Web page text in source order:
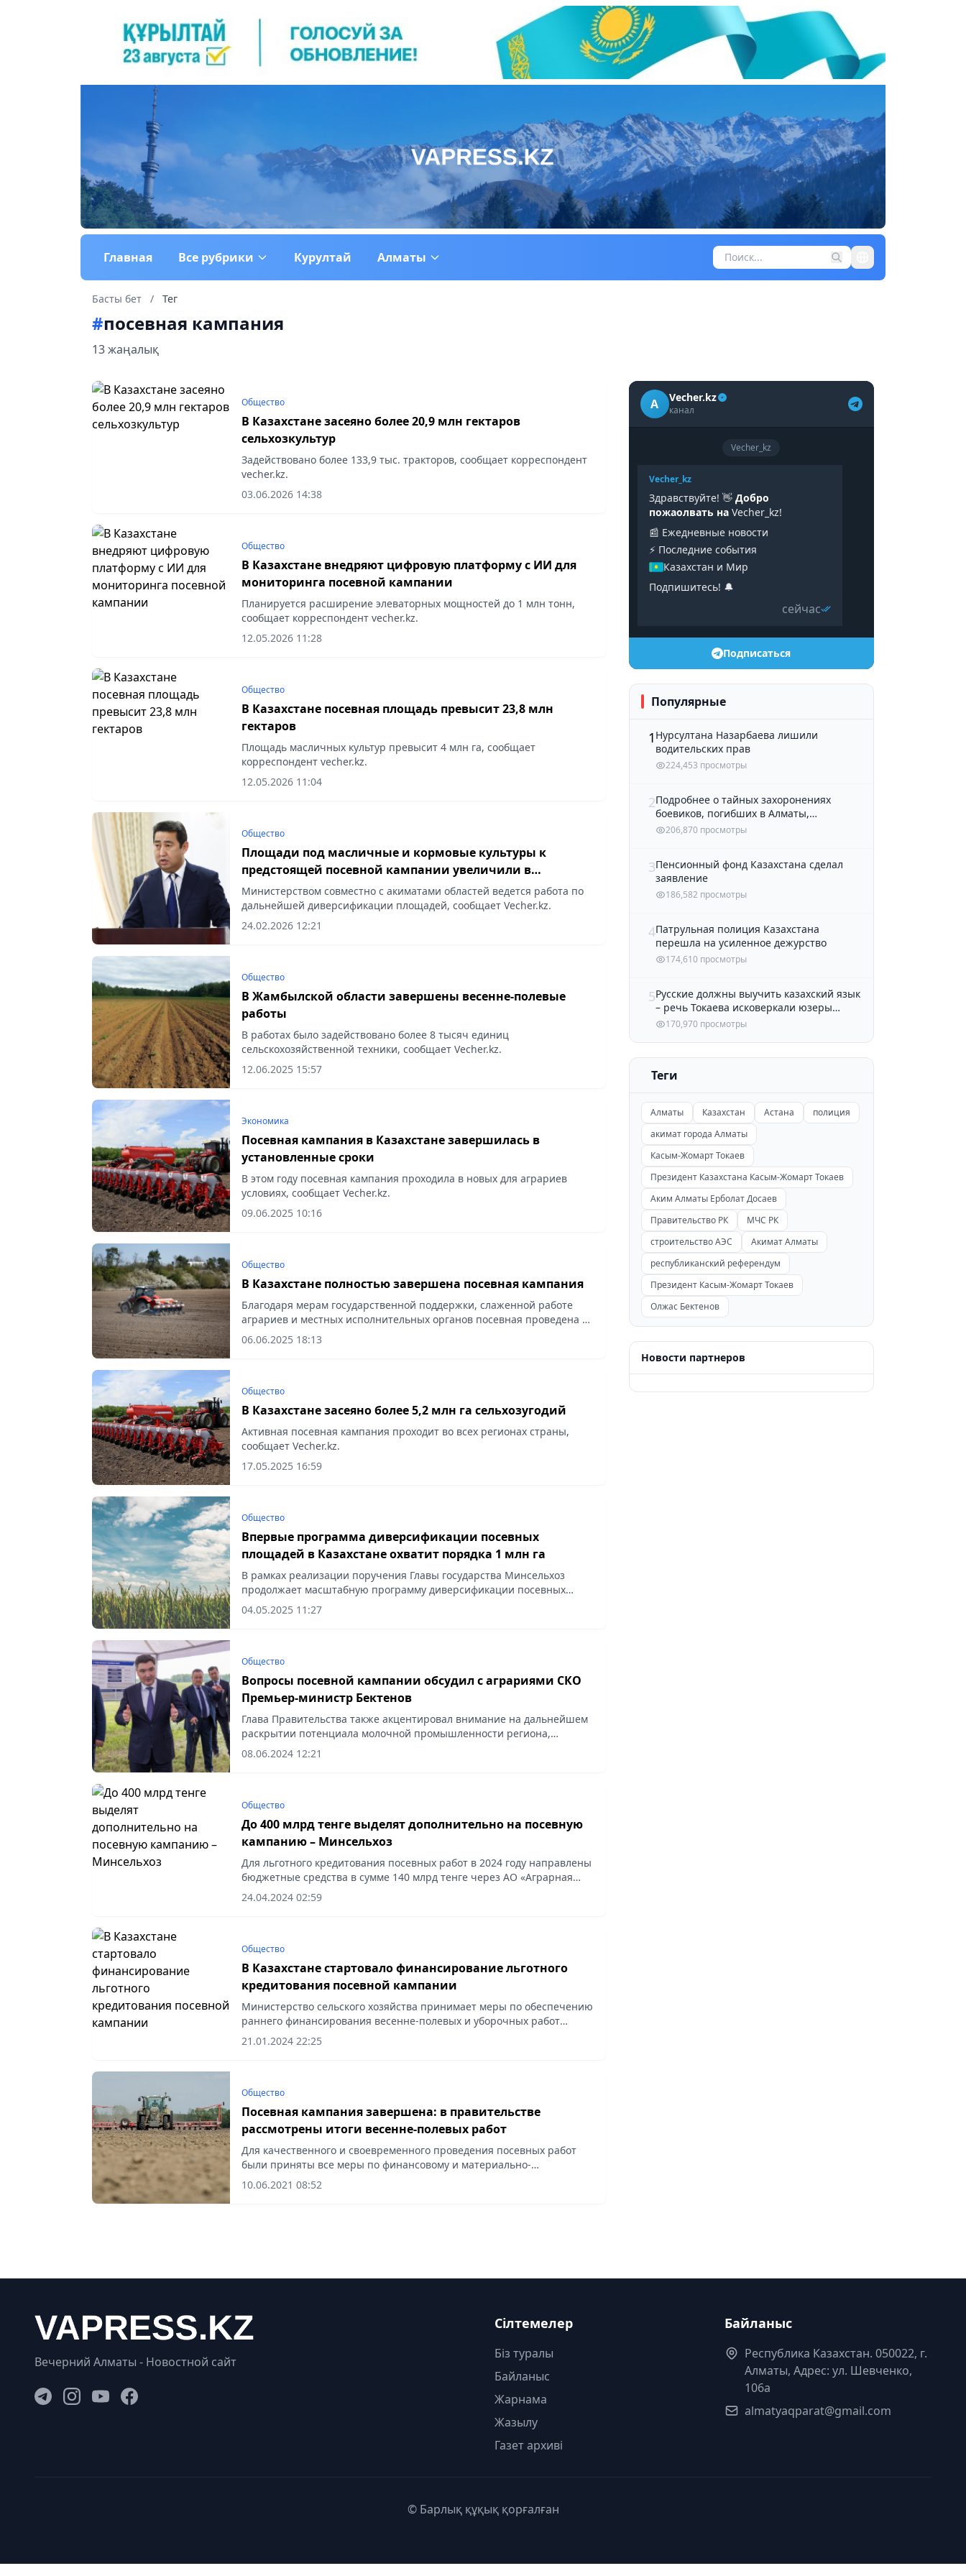
Главная Все рубрики Курултай Алматы
Басты бет / Тег
#посевная кампания
13 жаңалық
Общество
В Казахстане засеяно более 20,9 млн гектаров
сельхозкультур
Задействовано более 133,9 тыс. тракторов, сообщает корреспондент
vecher.kz.
03.06.2026 14:38
Общество
В Казахстане внедряют цифровую платформу с ИИ для
мониторинга посевной кампании
Планируется расширение элеваторных мощностей до 1 млн тонн,
сообщает корреспондент vecher.kz.
12.05.2026 11:28
Общество
В Казахстане посевная площадь превысит 23,8 млн
гектаров
Площадь масличных культур превысит 4 млн га, сообщает
корреспондент vecher.kz.
12.05.2026 11:04
Общество
Площади под масличные и кормовые культуры к
предстоящей посевной кампании увеличили в
Казахстане
Министерством совместно с акиматами областей ведется работа по
дальнейшей диверсификации площадей, сообщает Vecher.kz.
24.02.2026 12:21
Общество
В Жамбылской области завершены весенне-полевые
работы
В работах было задействовано более 8 тысяч единиц
сельскохозяйственной техники, сообщает Vecher.kz.
12.06.2025 15:57
Экономика
Посевная кампания в Казахстане завершилась в
установленные сроки
В этом году посевная кампания проходила в новых для аграриев
условиях, сообщает Vecher.kz.
09.06.2025 10:16
Общество
В Казахстане полностью завершена посевная кампания
Благодаря мерам государственной поддержки, слаженной работе
аграриев и местных исполнительных органов посевная проведена в
оптимальные агротехнические сроки, сообщает Vecher.kz.
06.06.2025 18:13
Общество
В Казахстане засеяно более 5,2 млн га сельхозугодий
Активная посевная кампания проходит во всех регионах страны,
сообщает Vecher.kz.
17.05.2025 16:59
Общество
Впервые программа диверсификации посевных
площадей в Казахстане охватит порядка 1 млн га
В рамках реализации поручения Главы государства Минсельхоз
продолжает масштабную программу диверсификации посевных
площадей, сообщает Vecher.kz.
04.05.2025 11:27
Общество
Вопросы посевной кампании обсудил с аграриями СКО
Премьер-министр Бектенов
Глава Правительства также акцентировал внимание на дальнейшем
раскрытии потенциала молочной промышленности региона,
сообщает Vecher.kz.
08.06.2024 12:21
Общество
До 400 млрд тенге выделят дополнительно на посевную
кампанию – Минсельхоз
Для льготного кредитования посевных работ в 2024 году направлены
бюджетные средства в сумме 140 млрд тенге через АО «Аграрная
кредитная корпорация» и 40 млрд тенге через АО
«Продкорпорация».
24.04.2024 02:59
Общество
В Казахстане стартовало финансирование льготного
кредитования посевной кампании
Министерство сельского хозяйства принимает меры по обеспечению
раннего финансирования весенне-полевых и уборочных работ
(ВПиУР) текущего года. Первый транш в рамках бюджетного кредита
в размере 15...
21.01.2024 22:25
Общество
Посевная кампания завершена: в правительстве
рассмотрены итоги весенне-полевых работ
Для качественного и своевременного проведения посевных работ
были приняты все меры по финансовому и материально-
техническому обеспечению.
10.06.2021 08:52
A Vecher.kz
канал
Vecher_kz
Vecher_kz
Здравствуйте! 👋 Добро
пожаолвать наVecher_kz!
📰 Ежедневные новости
⚡️ Последние события
Казахстан и Мир
Подпишитесь! 🔔
сейчас
Подписаться
Популярные
1 Нурсултана Назарбаева лишили
водительских прав
224,453 просмотры
2Подробнее о тайных захоронениях
боевиков, погибших в Алматы,
рассказали в полиции
206,870 просмотры
3Пенсионный фонд Казахстана сделал
заявление
186,582 просмотры
4Патрульная полиция Казахстана
перешла на усиленное дежурство
174,610 просмотры
5Русские должны выучить казахский язык
– речь Токаева исковеркали юзеры
Казнета
170,970 просмотры
Теги
Алматы Казахстан Астана
полиция
акимат города Алматы
Касым-Жомарт Токаев
Президент Казахстана Касым-Жомарт Токаев
Аким Алматы Ерболат Досаев
Правительство РК
МЧС РК
строительство АЭС
Акимат Алматы
республиканский референдум
Президент Касым-Жомарт Токаев
Олжас Бектенов
Новости партнеров
Вечерний Алматы - Новостной сайт
Сілтемелер
Біз туралы
Байланыс
Жарнама
Жазылу
Газет архиві
Байланыс
Республика Казахстан. 050022, г.
Алматы, Адрес: ул. Шевченко,
106а
almatyaqparat@gmail.com
© Барлық құқық қорғалған